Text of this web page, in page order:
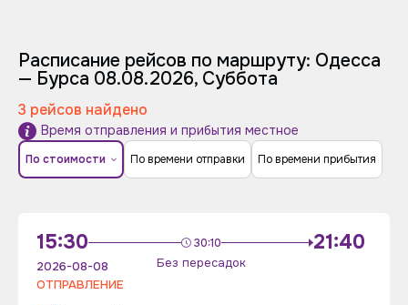
Расписание рейсов по маршруту: Одесса
— Бурса 08.08.2026, Суббота
3 рейсов найдено
Время отправления и прибытия местное
По стоимости По времени отправки По времени прибытия
15:30 30:10
Без пересадок
21:40
2026-08-08
ОТПРАВЛЕНИЕ